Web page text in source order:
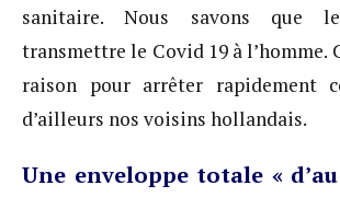
sanitaire. Nous savons que
transmettre le Covid 19 à l’homme.
raison pour arrêter rapidement
d’ailleurs nos voisins hollandais.
Une enveloppe totale «